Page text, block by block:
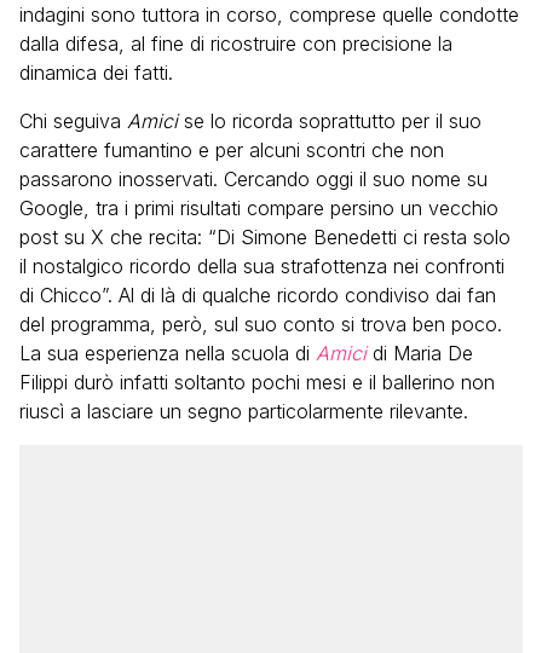
indagini sono tuttora in corso, comprese quelle condotte
dalla difesa, al fine di ricostruire con precisione la
dinamica dei fatti.
Chi seguiva Amicise lo ricorda soprattutto per il suo
carattere fumantino e per alcuni scontri che non
passarono inosservati. Cercando oggi il suo nome su
Google, tra i primi risultati compare persino un vecchio
post su X che recita: “Di Simone Benedetti ci resta solo
il nostalgico ricordo della sua strafottenza nei confronti
di Chicco”. Al di là di qualche ricordo condiviso dai fan
del programma, però, sul suo conto si trova ben poco.
La sua esperienza nella scuola di Amicidi Maria De
Filippi durò infatti soltanto pochi mesi e il ballerino non
riuscì a lasciare un segno particolarmente rilevante.